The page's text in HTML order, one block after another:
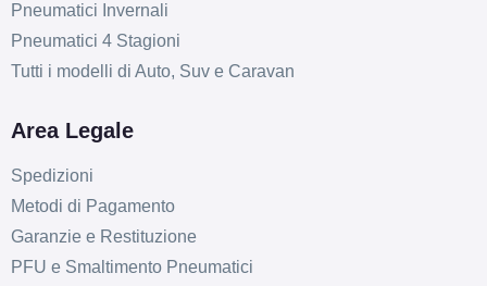
Pneumatici Invernali
Pneumatici 4 Stagioni
Tutti i modelli di Auto, Suv e Caravan
Area Legale
Spedizioni
Metodi di Pagamento
Garanzie e Restituzione
PFU e Smaltimento Pneumatici